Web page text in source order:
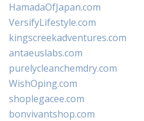
HamadaOfJapan.com
VersifyLifestyle.com
kingscreekadventures.com
antaeuslabs.com
purelycleanchemdry.com
WishOping.com
shoplegacee.com
bonvivantshop.com